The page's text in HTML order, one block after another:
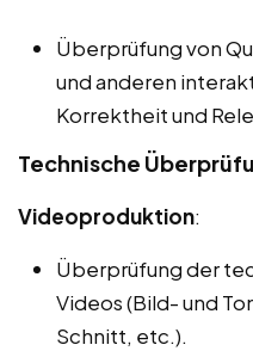
Überprüfung von
und anderen
Korrektheit und
Technische
Videoproduktion:
Überprüfung der
Videos (Bild- und
Schnitt, etc.).